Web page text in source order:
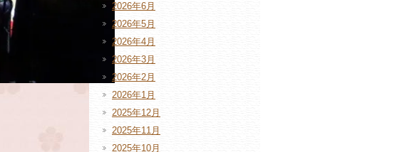
2026年6月
2026年5月
2026年4月
2026年3月
2026年2月
2026年1月
2025年12月
2025年11月
2025年10月